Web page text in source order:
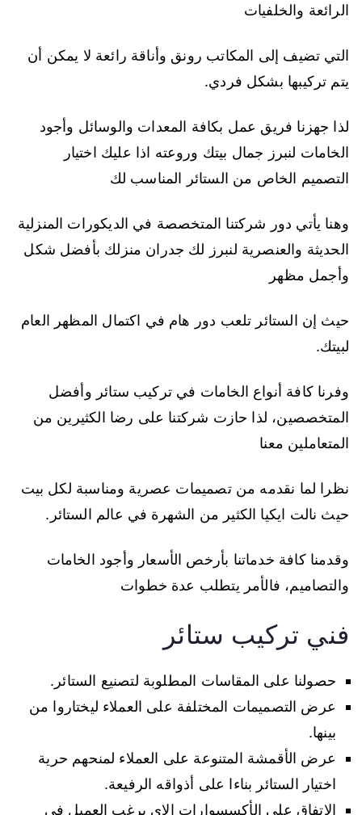
الرائعة والخلفيات
التي تضيف إلى المكاتب رونق وأناقة رائعة لا يمكن أن
يتم تركيبها بشكل فردي.
لذا جهزنا فريق عمل بكافة المعدات والوسائل وأجود
الخامات لنبرز جمال بيتك وروعته اذا عليك اختيار
التصميم الخاص من الستائر المناسب لك
وهنا يأتي دور شركتنا المتخصصة في الديكورات المنزلية
الحديثة والعنصرية لنبرز لك جدران منزلك بأفضل شكل
وأجمل مظهر
حيث إن الستائر تلعب دور هام في اكتمال المظهر العام
لبيتك.
وفرنا كافة أنواع الخامات في تركيب ستائر وأفضل
المتخصصين، لذا حازت شركتنا على رضا الكثيرين من
المتعاملين معنا
نظرا لما نقدمه من تصميمات عصرية ومناسبة لكل بيت
حيث نالت ايكيا الكثير من الشهرة في عالم الستائر.
وقدمنا كافة خدماتنا بأرخص الأسعار وأجود الخامات
والتصاميم، فالأمر يتطلب عدة خطوات
فني تركيب ستائر
حصولنا على المقاسات المطلوبة لتصنيع الستائر.
عرض التصميمات المختلفة على العملاء ليختاروا من
بينها.
عرض الأقمشة المتنوعة على العملاء لمنحهم حرية
اختيار الستائر بناءا على أذواقه الرفيعة.
الاتفاق على الأكسسوارات الاي يرغب العميل في